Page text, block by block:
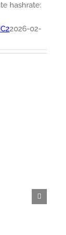
hashrate:
2026-02-